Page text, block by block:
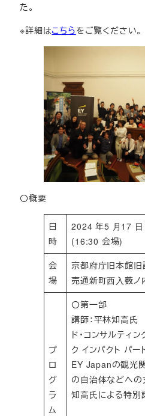
た。
※詳細はこちらをご覧ください。
〇概要
日
時
2024 年5 ⽉17 ⽇
(16:30 会場)
会
場
京都府庁旧本館旧
売通新町⻄⼊薮ノ
プ
ロ
グ
ラ
ム
〇第一部
講師：平林知⾼⽒
ド・コンサルティ
ク インパクト パー
EY Japanの観光
の自治体などへの
知⾼⽒による特別